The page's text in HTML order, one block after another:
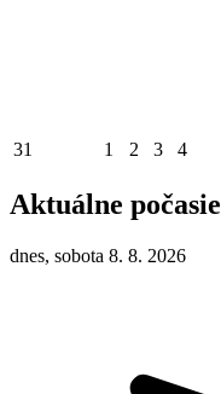
31
1 2 3 4
Aktuálne počasie
dnes, sobota 8. 8. 2026